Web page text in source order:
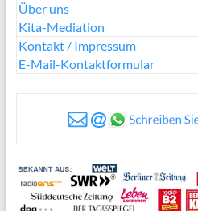
Über uns
Kita-Mediation
Kontakt / Impressum
E-Mail-Kontaktformular